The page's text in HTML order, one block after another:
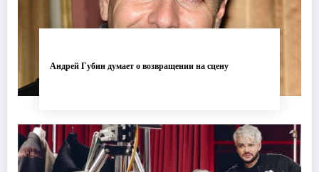
Андрей Губин думает о возвращении на сцену